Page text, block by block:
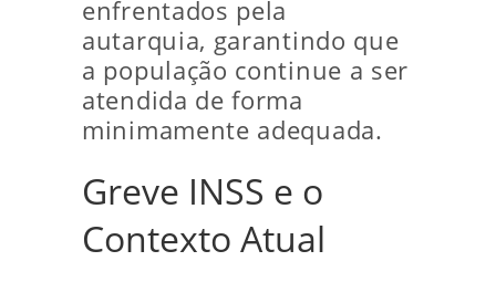
enfrentados pela
autarquia, garantindo que
a população continue a ser
atendida de forma
minimamente adequada.
Greve INSS e o
Contexto Atual